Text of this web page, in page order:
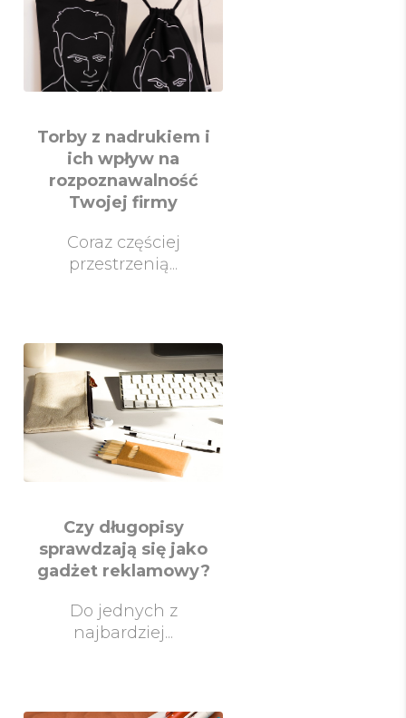
Torby z nadrukiem i
ich wpływ na
rozpoznawalność
Twojej firmy
Coraz częściej
przestrzenią...
Czy długopisy
sprawdzają się jako
gadżet reklamowy?
Do jednych z
najbardziej...